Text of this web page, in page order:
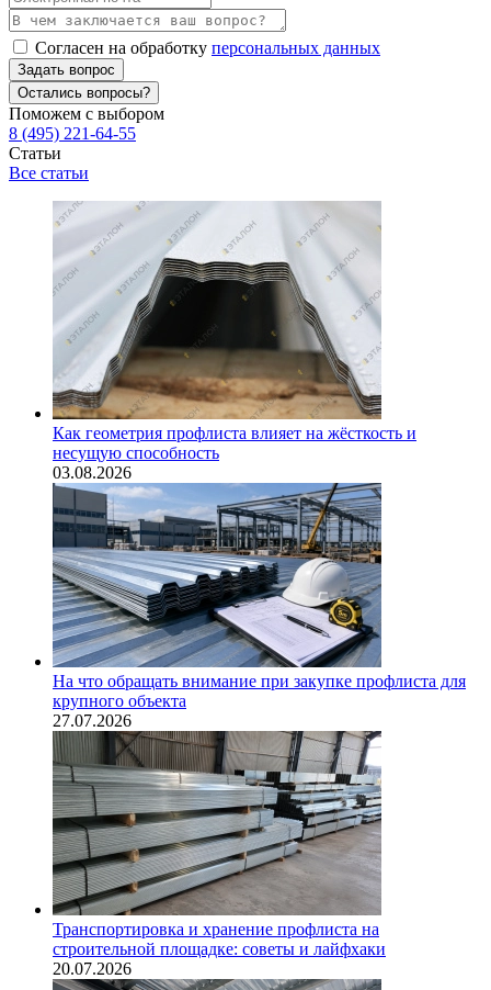
Согласен на обработку персональных данных
Задать вопрос
Остались вопросы?
Поможем с выбором
8 (495) 221-64-55
Статьи
Все статьи
Как геометрия профлиста влияет на жёсткость и
несущую способность
03.08.2026
На что обращать внимание при закупке профлиста для
крупного объекта
27.07.2026
Транспортировка и хранение профлиста на
строительной площадке: советы и лайфхаки
20.07.2026